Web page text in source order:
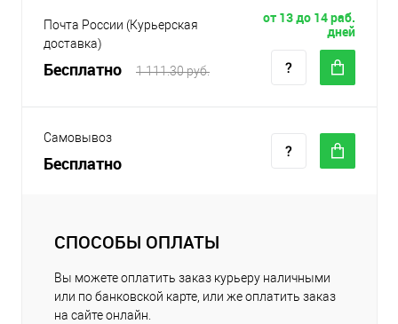
Почта России (Курьерская
доставка)
Бесплатно 1 111.30 руб.
от 13 до 14 раб.
дней
Самовывоз
Бесплатно
СПОСОБЫ ОПЛАТЫ
Вы можете оплатить заказ курьеру наличными
или по банковской карте, или же оплатить заказ
на сайте онлайн.